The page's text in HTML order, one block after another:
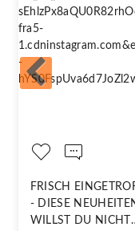
FRISCH
- DIESE
WILLST DU NICHT